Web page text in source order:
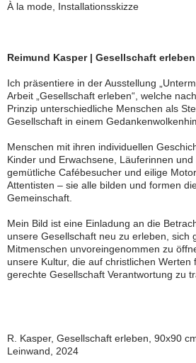
À la mode, Installationsskizze
Reimund Kasper | Gesellschaft erleben
Ich präsentiere in der Ausstellung
Arbeit „Gesellschaft erleben“, welche
Prinzip unterschiedliche Menschen als
Gesellschaft in einem
Menschen mit ihren individuellen
Kinder und Erwachsene, Läuferinnen und
gemütliche Cafébesucher und eilige
Attentisten – sie alle bilden und formen
Gemeinschaft.
Mein Bild ist eine Einladung an die
unsere Gesellschaft neu zu erleben, sich
Mitmenschen unvoreingenommen zu
unsere Kultur, die auf christlichen Werten
gerechte Gesellschaft Verantwortung zu
R. Kasper, Gesellschaft erleben, 90x90
Leinwand, 2024